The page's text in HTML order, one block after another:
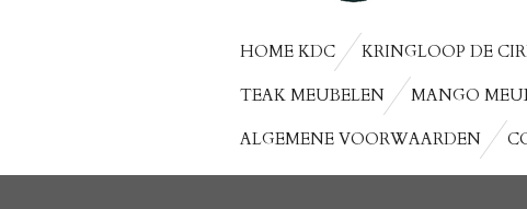
HOME KDC KRINGLOOP DE
TEAK MEUBELEN
MANGO
ALGEMENE VOORWAARDEN